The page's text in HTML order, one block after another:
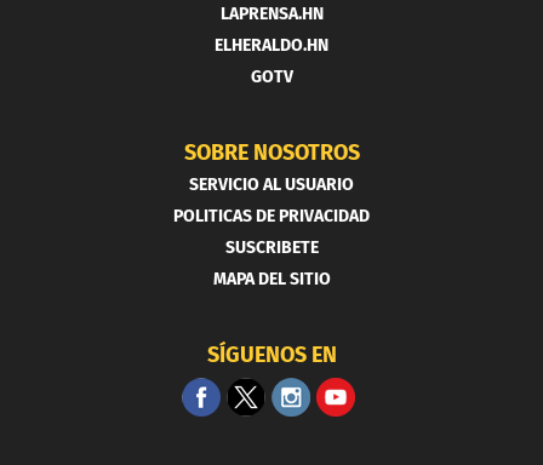
LAPRENSA.HN
ELHERALDO.HN
GOTV
SOBRE NOSOTROS
SERVICIO AL USUARIO
POLITICAS DE PRIVACIDAD
SUSCRIBETE
MAPA DEL SITIO
SÍGUENOS EN